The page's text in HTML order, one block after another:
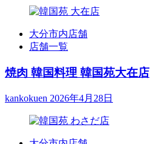
大分市内店舗
店舗一覧
焼肉 韓国料理 韓国苑大在店
kankokuen 2026年4月28日